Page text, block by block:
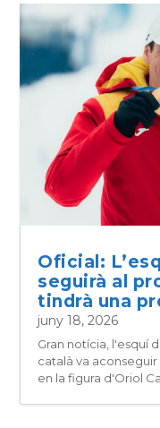
Oficial:
seguirà al
tindrà una
juny 18, 2026
Gran notícia, l'esquí
català va
en la figura d'Oriol